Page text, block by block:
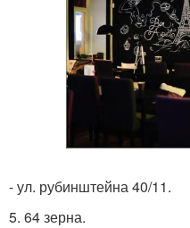
- ул. рубинштейна 40/11.
5. 64 зерна.